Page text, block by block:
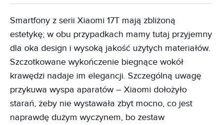
Smartfony z serii Xiaomi 17T mają zbliżoną
estetykę; w obu przypadkach mamy tutaj przyjemny
dla oka design i wysoką jakość użytych materiałów.
Szczotkowane wykończenie biegnące wokół
krawędzi nadaje im elegancji. Szczególną uwagę
przykuwa wyspa aparatów – Xiaomi dołożyło
starań, żeby nie wystawała zbyt mocno, co jest
naprawdę dużym wyczynem, bo zestaw